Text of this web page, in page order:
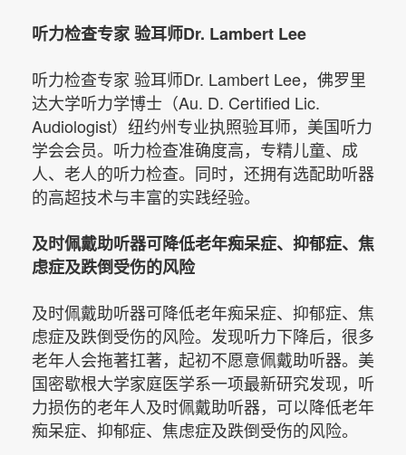
听力检查专家 验耳师Dr. Lambert Lee
听力检查专家 验耳师Dr. Lambert Lee，佛罗里
达大学听力学博士（Au. D. Certified Lic.
Audiologist） 纽约州专业执照验耳师，美国听力
学会会员。听力检查准确度高，专精儿童、成
人、老人的听力检查。同时，还拥有选配助听器
的高超技术与丰富的实践经验。
及时佩戴助听器可降低老年痴呆症、抑郁症、焦
虑症及跌倒受伤的风险
及时佩戴助听器可降低老年痴呆症、抑郁症、焦
虑症及跌倒受伤的风险。发现听力下降后，很多
老年人会拖著扛著，起初不愿意佩戴助听器。美
国密歇根大学家庭医学系一项最新研究发现，听
力损伤的老年人及时佩戴助听器，可以降低老年
痴呆症、抑郁症、焦虑症及跌倒受伤的风险。